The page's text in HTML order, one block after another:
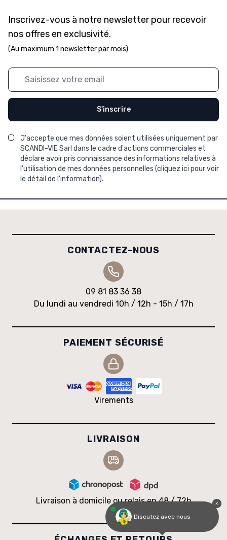
Inscrivez-vous à notre newsletter pour recevoir
nos offres en exclusivité.
(Au maximum 1 newsletter par mois)
Adresse mail
S'inscrire
J'accepte que mes données soient utilisées uniquement par
SCANDI-VIE Sarl dans le cadre d'actions commerciales et
déclare avoir pris connaissance des informations relatives à
l'utilisation de mes données personnelles (cliquez ici pour voir
le détail de l'information).
CONTACTEZ-NOUS
09 81 83 36 38
Du lundi au vendredi 10h / 12h - 15h / 17h
PAIEMENT SÉCURISÉ
Virements
LIVRAISON
Livraison à domicile ou relais en 48 / 72h
Discutez avec nous